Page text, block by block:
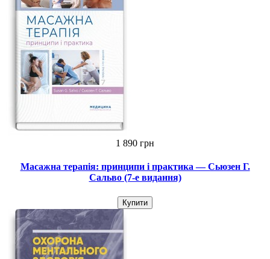
1 890 грн
Масажна терапія: принципи і практика — Сьюзен Г.
Сальво (7-е видання)
Купити